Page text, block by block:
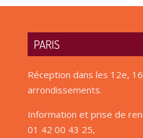
PARIS
Réception dans les 12e,
arrondissements.
Information et prise de
01 42 00 43 25,